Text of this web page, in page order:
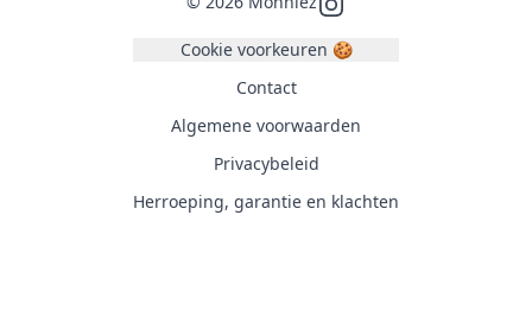
Cookie voorkeuren 🍪
Contact
Algemene voorwaarden
Privacybeleid
Herroeping, garantie en klachten